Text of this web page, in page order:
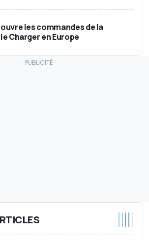
les commandes de la
Charger en Europe